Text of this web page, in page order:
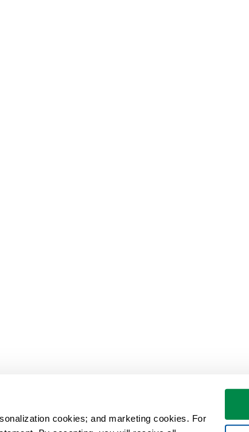
cookies; and marketing cookies. For